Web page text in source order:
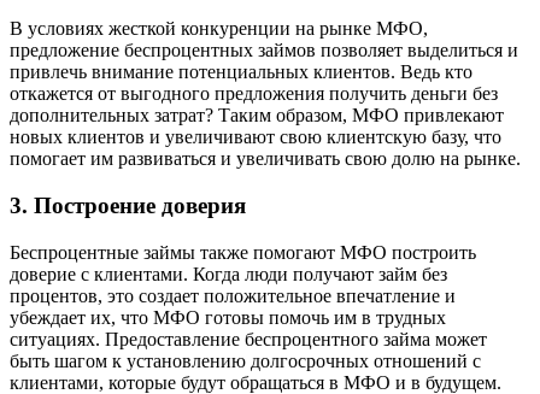
В условиях жесткой конкуренции на рынке МФО,
предложение беспроцентных займов позволяет выделиться и
привлечь внимание потенциальных клиентов. Ведь кто
откажется от выгодного предложения получить деньги без
дополнительных затрат? Таким образом, МФО привлекают
новых клиентов и увеличивают свою клиентскую базу, что
помогает им развиваться и увеличивать свою долю на рынке.
3. Построение доверия
Беспроцентные займы также помогают МФО построить
доверие с клиентами. Когда люди получают займ без
процентов, это создает положительное впечатление и
убеждает их, что МФО готовы помочь им в трудных
ситуациях. Предоставление беспроцентного займа может
быть шагом к установлению долгосрочных отношений с
клиентами, которые будут обращаться в МФО и в будущем.